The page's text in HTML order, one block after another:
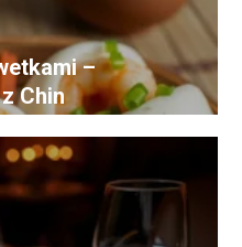
–
Chin